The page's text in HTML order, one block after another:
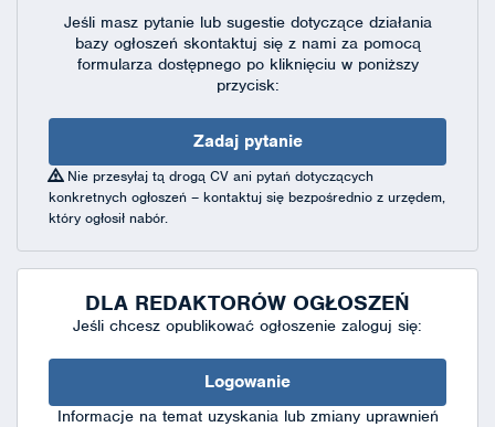
Jeśli masz pytanie lub sugestie dotyczące działania
bazy ogłoszeń skontaktuj się z nami za pomocą
formularza dostępnegopo kliknięciu w poniższy
przycisk:
Zadaj pytanie
Nie przesyłaj tą drogą CV ani pytań dotyczących
konkretnych ogłoszeń – kontaktuj się bezpośrednio z urzędem,
który ogłosił nabór.
DLA REDAKTORÓW OGŁOSZEŃ
Jeśli chcesz opublikować ogłoszenie zaloguj się:
Logowanie
Informacje na temat uzyskania lub zmiany uprawnień